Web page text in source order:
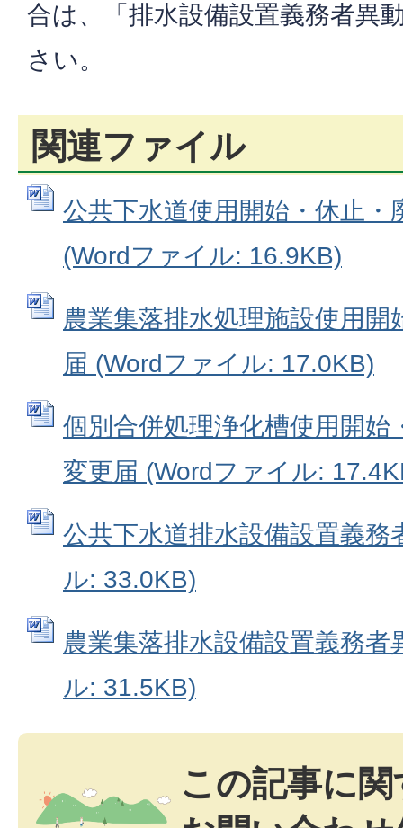
合は、「排水設備設置義務者異
さい。
関連ファイル
公共下水道使用開始・休止・
(Wordファイル: 16.9KB)
農業集落排水処理施設使用開
届 (Wordファイル: 17.0KB)
個別合併処理浄化槽使用開始
変更届 (Wordファイル:
公共下水道排水設備設置義務
ル: 33.0KB)
農業集落排水設備設置義務者
ル: 31.5KB)
この記事に